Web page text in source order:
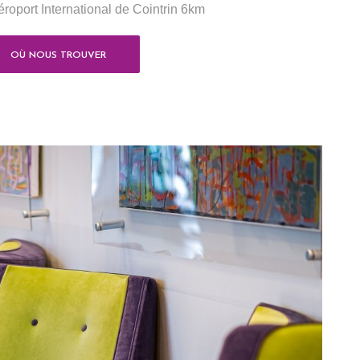
International de Cointrin 6km
OÙ NOUS TROUVER